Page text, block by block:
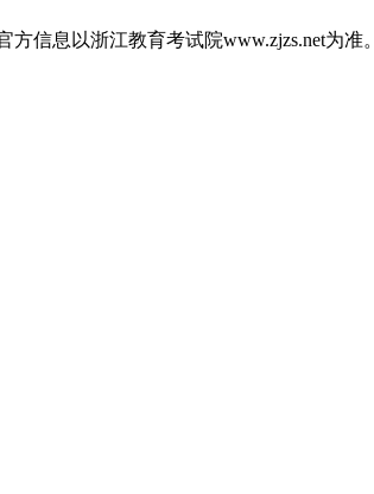
信息以浙江教育考试院www.zjzs.net为准。